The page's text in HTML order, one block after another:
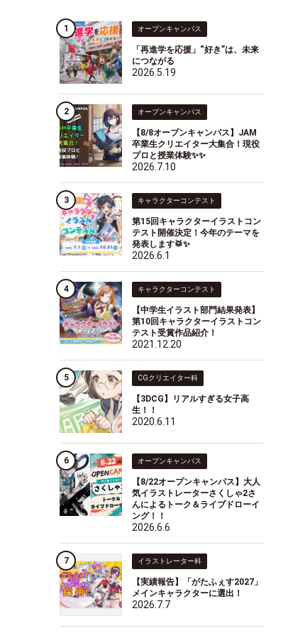
オープンキャンパス
「再進学を応援」“好き”は、未来
につながる
2026.5.19
オープンキャンパス
【8/8オープンキャンパス】JAM
卒業生クリエイター大集合！現役
プロと授業体験✨✨
2026.7.10
キャラクターコンテスト
第15回キャラクターイラストコン
テスト開催決定！今年のテーマを
発表します🥁✨
2026.6.1
キャラクターコンテスト
【中学生イラスト部門結果発表】
第10回キャラクターイラストコン
テスト受賞作品紹介！
2021.12.20
CGクリエイター科
【3DCG】リアルすぎる女子高
生！！
2020.6.11
オープンキャンパス
【8/22オープンキャンパス】大人
気イラストレーターさくしゃ2さ
んによるトーク＆ライブドローイ
ング！！
2026.6.6
イラストレーター科
【実績報告】「がたふぇす2027」
メインキャラクターに選出！
2026.7.7